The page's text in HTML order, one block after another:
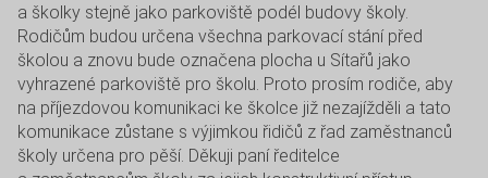
a školky stejně jako parkoviště podél budovy školy.
Rodičům budou určena všechna parkovací stání před
školou a znovu bude označena plocha u Sítařů jako
vyhrazené parkoviště pro školu. Proto prosím rodiče, aby
na příjezdovou komunikaci ke školce již nezajížděli a tato
komunikace zůstane s výjimkou řidičů z řad zaměstnanců
školy určena pro pěší. Děkuji paní ředitelce